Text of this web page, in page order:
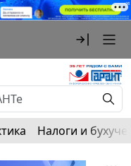
Налоги и